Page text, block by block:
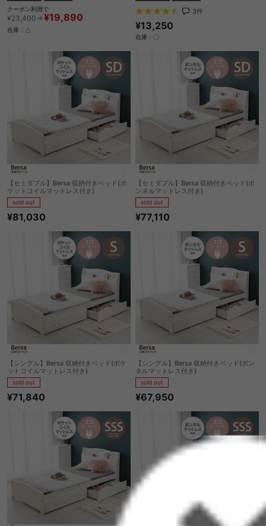
クーポン利用で
¥23,400→ ¥19,890
在庫：△
3件
¥13,250
在庫：〇
【セミダブル】Bersa 収納付きベッド(ポ
ケットコイルマットレス付き)
sold out
¥81,030
【セミダブル】Bersa 収納付きベッド(ボ
ンネルマットレス付き)
sold out
¥77,110
【シングル】Bersa 収納付きベッド(ポケ
ットコイルマットレス付き)
sold out
¥71,840
【シングル】Bersa 収納付きベッド(ボン
ネルマットレス付き)
sold out
¥67,950